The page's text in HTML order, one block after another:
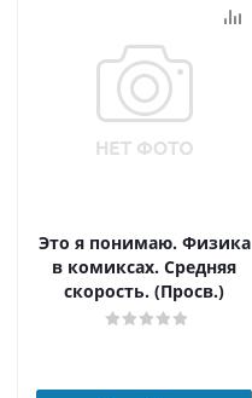
Это я понимаю. Физика
в комиксах. Средняя
скорость. (Просв.)